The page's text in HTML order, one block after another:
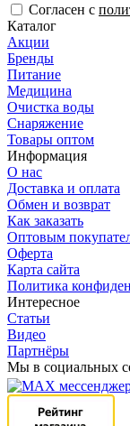
Согласен с
Каталог
Акции
Бренды
Питание
Медицина
Очистка воды
Снаряжение
Товары оптом
Информация
О нас
Доставка и оплата
Обмен и возврат
Как заказать
Оптовым
Оферта
Карта сайта
Политика
Интересное
Статьи
Видео
Партнёры
Мы в социальных